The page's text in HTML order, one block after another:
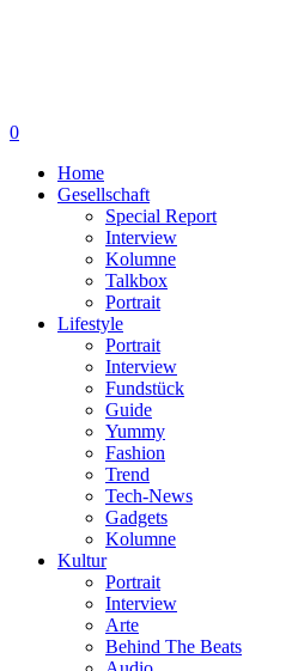
0
Home
Gesellschaft
Special Report
Interview
Kolumne
Talkbox
Portrait
Lifestyle
Portrait
Interview
Fundstück
Guide
Yummy
Fashion
Trend
Tech-News
Gadgets
Kolumne
Kultur
Portrait
Interview
Arte
Behind The Beats